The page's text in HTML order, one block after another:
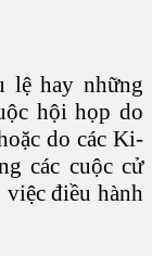
lệ hay những
hội họp do
do các Ki-
các cuộc cử
việc điều hành